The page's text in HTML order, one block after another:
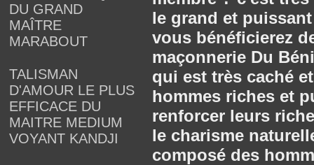
DU GRAND
MAÎTRE
MARABOUT
TALISMAN
D'AMOUR LE PLUS
EFFICACE DU
MAITRE MEDIUM
VOYANT KANDJI
le grand et
vous bénéficierez
maçonnerie Du
qui est très caché
hommes riches et
renforcer leurs
le charisme
composé des